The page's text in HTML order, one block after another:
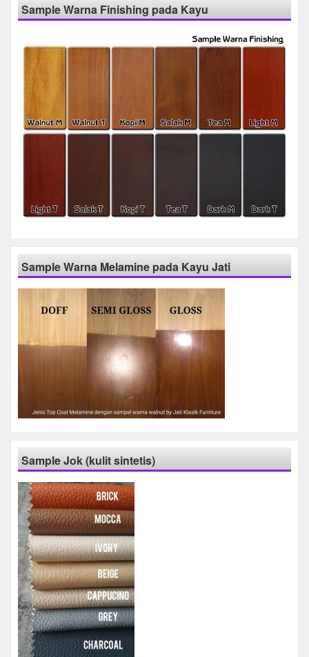
Sample Warna Finishing pada Kayu
Sample Warna Melamine pada Kayu Jati
Sample Jok (kulit sintetis)